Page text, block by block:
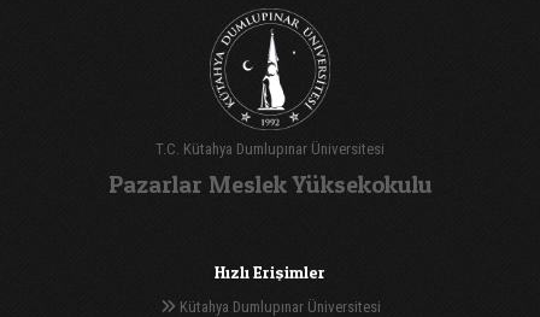
T.C. Kütahya Dumlupınar Üniversitesi
Pazarlar Meslek Yüksekokulu
Hızlı Erişimler
Kütahya Dumlupınar Üniversitesi